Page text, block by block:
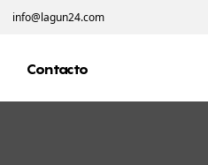
info@lagun24.com
Contacto